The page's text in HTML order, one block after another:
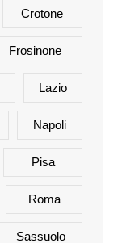
Crotone
Frosinone
Lazio
Napoli
Pisa
Roma
Sassuolo